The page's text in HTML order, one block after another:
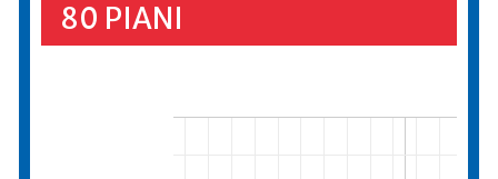
80 PIANI